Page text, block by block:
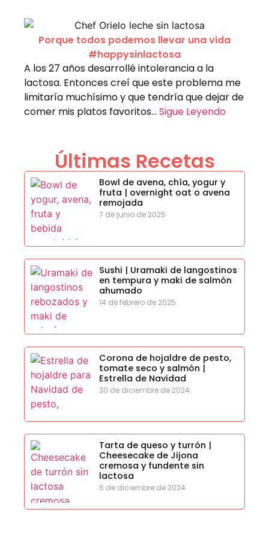
Porque todos podemos llevar una vida
#happysinlactosa
A los 27 años desarrollé intolerancia a la
lactosa. Entonces creí que este problema me
limitaría muchísimo y que tendría que dejar de
comer mis platos favoritos… Sigue Leyendo
Últimas Recetas
Bowl de avena, chía, yogur y
fruta | overnight oat o avena
remojada
7 de junio de 2025
Sushi | Uramaki de langostinos
en tempura y maki de salmón
ahumado
14 de febrero de 2025
Corona de hojaldre de pesto,
tomate seco y salmón |
Estrella de Navidad
30 de diciembre de 2024
Tarta de queso y turrón |
Cheesecake de Jijona
cremosa y fundente sin
lactosa
6 de diciembre de 2024